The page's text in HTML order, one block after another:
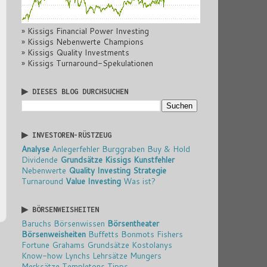
» Kissigs Financial Power Investing
» Kissigs Nebenwerte Champions
» Kissigs Quality Investments
» Kissigs Turnaround-Spekulationen
▶ DIESES BLOG DURCHSUCHEN
▶ INVESTOREN-RÜSTZEUG
Analyse Anlegerfehler Burggraben Buy & Hold
Dividende Grundsätze Kissigs Kunstfehler
Nebenwerte Quality Investing Strategie
Turnaround Value Investing Was ist?
▶ BÖRSENWEISHEITEN
Baruchs Börsenwissen Börsentheater
Börsenweisheiten Buffetts Bonmots Fishers
Fortune Grahams Grundsätze Kostolanys
Know-how Lynchs Lehrsätze Mungers